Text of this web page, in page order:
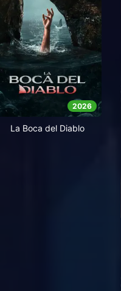
2026
La Boca del Diablo